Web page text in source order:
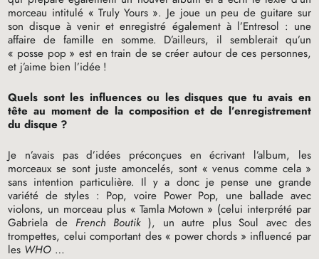
morceau intitulé « Truly Yours ». Je joue un peu de guitare sur
son disque à venir et enregistré également à l’Entresol : une
affaire de famille en somme. D’ailleurs, il semblerait qu’un
« posse pop » est en train de se créer autour de ces personnes,
et j’aime bien l’idée !
Quels sont les influences ou les disques que tu avais en
tête au moment de la composition et de l’enregistrement
du disque ?
Je n’avais pas d’idées préconçues en écrivant l’album, les
morceaux se sont juste amoncelés, sont « venus comme cela »
sans intention particulière. Il y a donc je pense une grande
variété de styles : Pop, voire Power Pop, une ballade avec
violons, un morceau plus « Tamla Motown » (celui interprété par
Gabriela de French Boutik ), un autre plus Soul avec des
trompettes, celui comportant des « power chords » influencé par
les WHO …